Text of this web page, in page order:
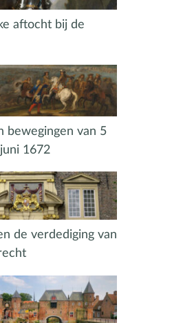
aftocht bij de
bewegingen van 5
1672
de verdediging van